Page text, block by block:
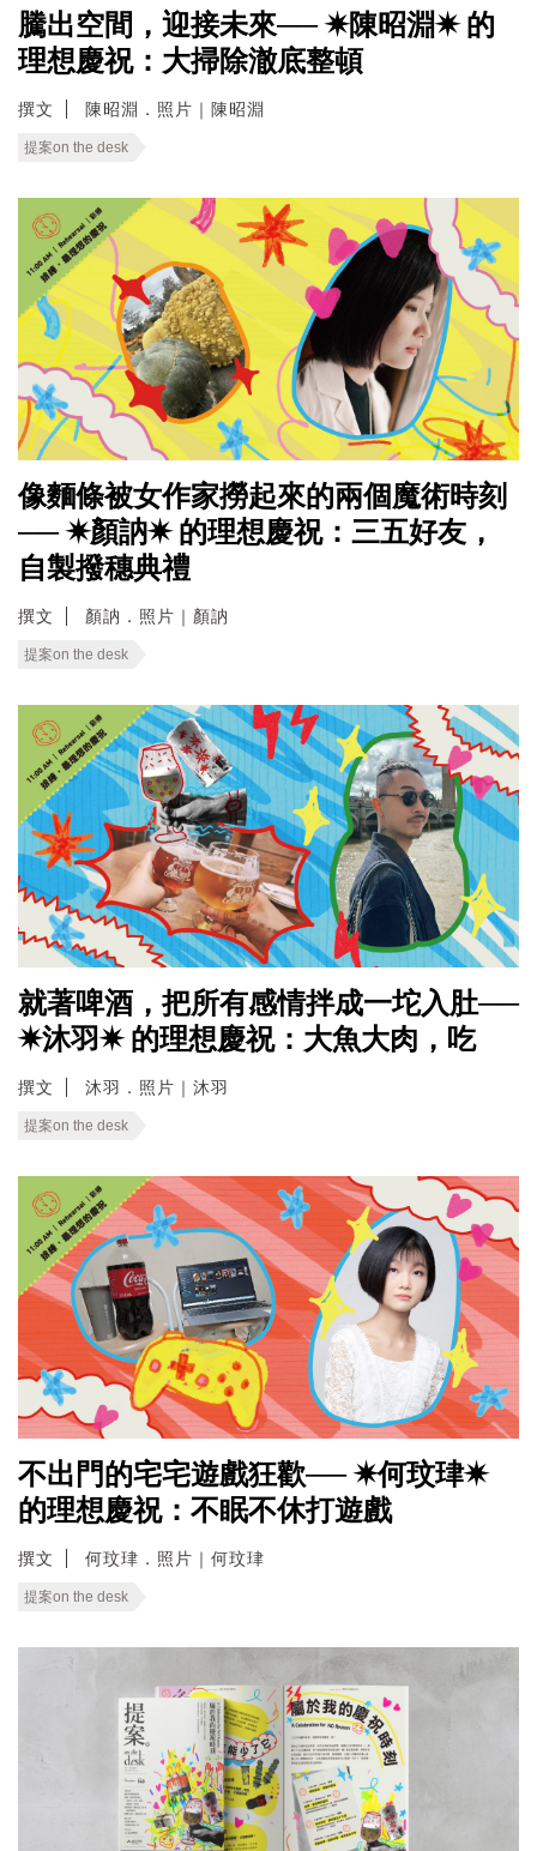
騰出空間，迎接未來── ✷陳昭淵✷ 的
理想慶祝：大掃除澈底整頓
撰文 陳昭淵．照片｜陳昭淵
提案on the desk
像麵條被女作家撈起來的兩個魔術時刻
── ✷顏訥✷ 的理想慶祝：三五好友，
自製撥穗典禮
撰文 顏訥．照片｜顏訥
提案on the desk
就著啤酒，把所有感情拌成一坨入肚──
✷沐羽✷ 的理想慶祝：大魚大肉，吃
撰文 沐羽．照片｜沐羽
提案on the desk
不出門的宅宅遊戲狂歡── ✷何玟珒✷
的理想慶祝：不眠不休打遊戲
撰文 何玟珒．照片｜何玟珒
提案on the desk